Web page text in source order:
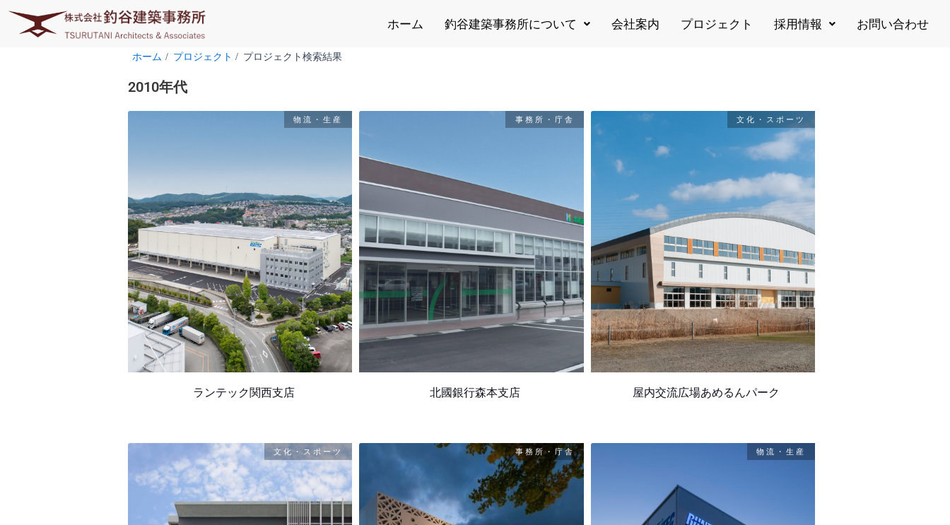
内
ホーム 釣谷建築事務所について 会社案内 プロジェクト 採用情報 お問い合わせ
ホーム プロジェクト プロジェクト検索結果
2010年代
物流・生産
ランテック関西支店
事務所・庁舎
北國銀行森本支店
文化・スポーツ
屋内交流広場あめるんパーク
文化・スポーツ 事務所・庁舎 物流・生産